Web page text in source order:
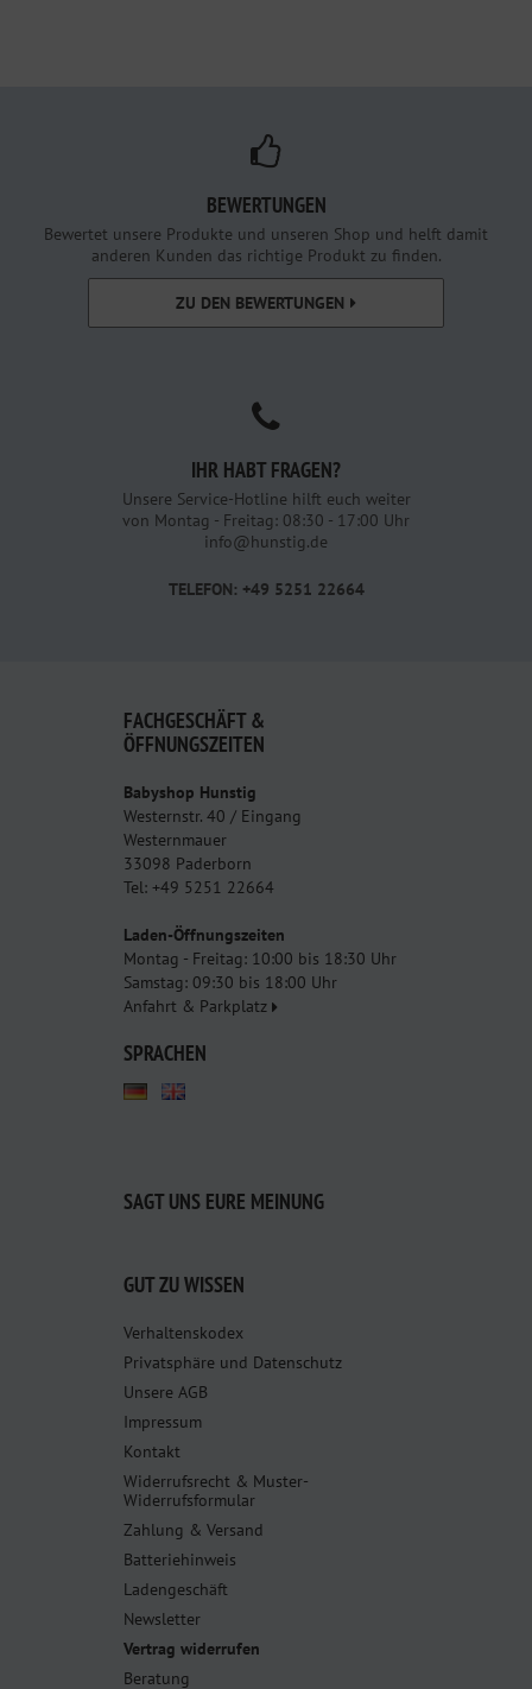
BEWERTUNGEN
Bewertet unsere Produkte und unseren Shop und helft damit
anderen Kunden das richtige Produkt zu finden.
ZU DEN BEWERTUNGEN
IHR HABT FRAGEN?
Unsere Service-Hotline hilft euch weiter
von Montag - Freitag: 08:30 - 17:00 Uhr
info@hunstig.de
TELEFON: +49 5251 22664
FACHGESCHÄFT &
ÖFFNUNGSZEITEN
Babyshop Hunstig
Westernstr. 40 / Eingang
Westernmauer
33098 Paderborn
Tel: +49 5251 22664
Laden-Öffnungszeiten
Montag - Freitag: 10:00 bis 18:30 Uhr
Samstag: 09:30 bis 18:00 Uhr
Anfahrt & Parkplatz
SPRACHEN
SAGT UNS EURE MEINUNG
GUT ZU WISSEN
Verhaltenskodex
Privatsphäre und Datenschutz
Unsere AGB
Impressum
Kontakt
Widerrufsrecht & Muster-
Widerrufsformular
Zahlung & Versand
Batteriehinweis
Ladengeschäft
Newsletter
Vertrag widerrufen
Beratung